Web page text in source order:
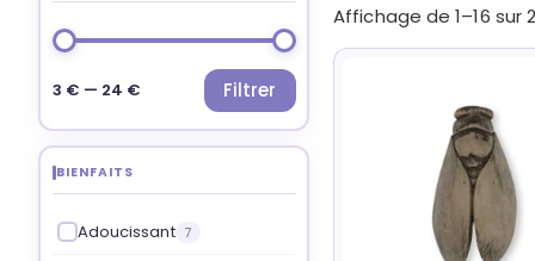
3 € — 24 € Filtrer
BIENFAITS
Adoucissant 7
Affichage de 1–16 sur